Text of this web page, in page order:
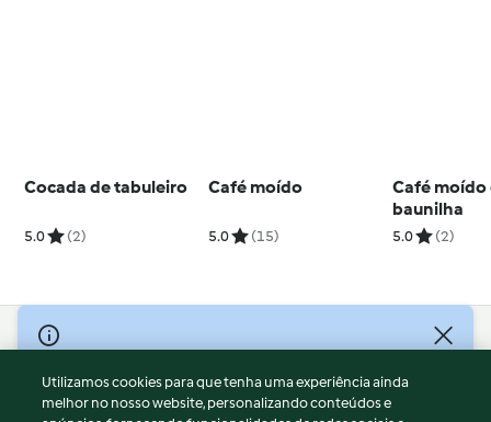
Cocada de tabuleiro
5.0 (2)
Café moído
5.0 (15)
Café moído
baunilha
5.0 (2)
© Copyright 2026
Termos de Utilização
Aviso sobre Proteção de Dados
Utilizamos cookies para que tenha uma experiência ainda
melhor no nosso website, personalizando conteúdos e